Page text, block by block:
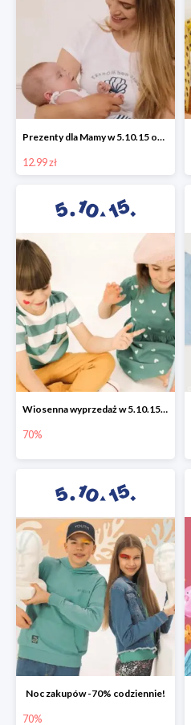
Prezenty dla Mamy w 5.10.15 od 12,99 zł
12.99 zł
Wiosenna wyprzedaż w 5.10.15 -70%
70%
Noc zakupów -70% codziennie!
70%